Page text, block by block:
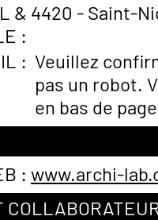
&
:
4420 - Saint-
: Veuillez
pas un robot.
en bas de
: www.archi-